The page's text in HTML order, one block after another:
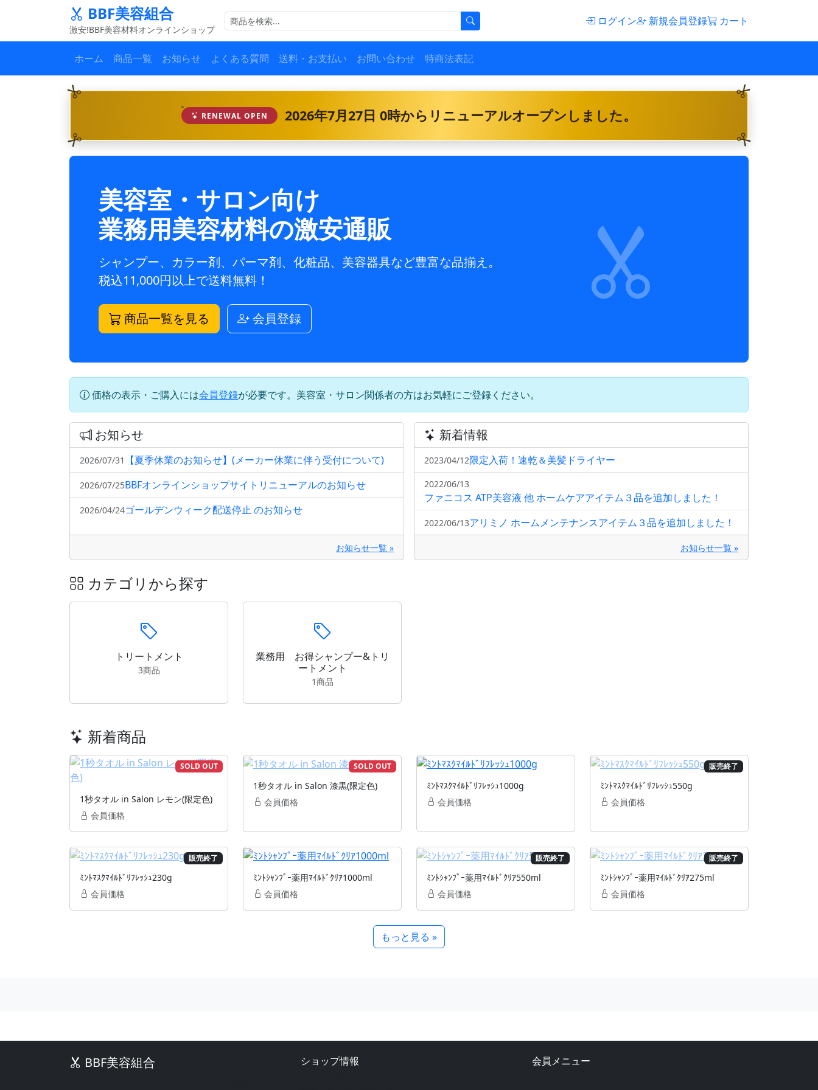
BBF美容組合
激安!BBF美容材料オンラインショップ
ログイン 新規会員登録 カート
ホーム 商品一覧 お知らせ よくある質問 送料・お支払い お問い合わせ 特商法表記
RENEWAL OPEN 2026年7月27日 0時からリニューアルオープンしました。
美容室・サロン向け
業務用美容材料の激安通販
シャンプー、カラー剤、パーマ剤、化粧品、美容器具など豊富な品揃え。
税込11,000円以上で送料無料！
商品一覧を見る 会員登録
価格の表示・ご購入には会員登録が必要です。美容室・サロン関係者の方はお気軽にご登録ください。
お知らせ
2026/07/31 【夏季休業のお知らせ】(メーカー休業に伴う受付について)
2026/07/25BBFオンラインショップサイトリニューアルのお知らせ
2026/04/24ゴールデンウィーク配送停止 のお知らせ
お知らせ一覧 »
新着情報
2023/04/12限定入荷！速乾＆美髪ドライヤー
2022/06/13
ファニコス ATP美容液 他 ホームケアアイテム３品を追加しました！
2022/06/13アリミノ ホームメンテナンスアイテム３品を追加しました！
お知らせ一覧 »
カテゴリから探す
トリートメント
3商品
業務用 お得シャンプー&トリ
ートメント
1商品
新着商品
SOLD OUT
1秒タオル in Salon レモン(限定色)
会員価格
SOLD OUT
1秒タオル in Salon 漆黒(限定色)
会員価格
ﾐﾝﾄﾏｽｸﾏｲﾙﾄﾞﾘﾌﾚｯｼｭ1000g
会員価格
販売終了
ﾐﾝﾄﾏｽｸﾏｲﾙﾄﾞﾘﾌﾚｯｼｭ550g
会員価格
販売終了
ﾐﾝﾄﾏｽｸﾏｲﾙﾄﾞﾘﾌﾚｯｼｭ230g
会員価格
ﾐﾝﾄｼｬﾝﾌﾟｰ薬用ﾏｲﾙﾄﾞｸﾘｱ1000ml
会員価格
販売終了
ﾐﾝﾄｼｬﾝﾌﾟｰ薬用ﾏｲﾙﾄﾞｸﾘｱ550ml
会員価格
販売終了
ﾐﾝﾄｼｬﾝﾌﾟｰ薬用ﾏｲﾙﾄﾞｸﾘｱ275ml
会員価格
もっと見る »
BBF美容組合 ショップ情報 会員メニュー